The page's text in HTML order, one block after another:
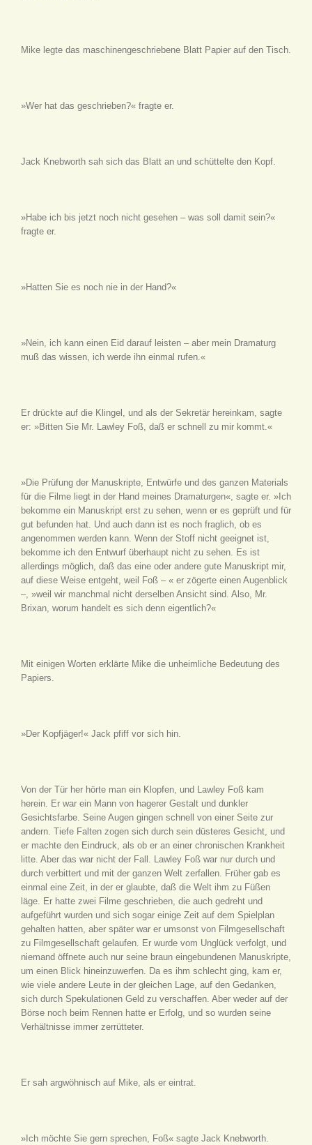
Mike legte das maschinengeschriebene Blatt Papier auf den Tisch.
»Wer hat das geschrieben?« fragte er.
Jack Knebworth sah sich das Blatt an und schüttelte den Kopf.
»Habe ich bis jetzt noch nicht gesehen – was soll damit sein?«
fragte er.
»Hatten Sie es noch nie in der Hand?«
»Nein, ich kann einen Eid darauf leisten – aber mein Dramaturg
muß das wissen, ich werde ihn einmal rufen.«
Er drückte auf die Klingel, und als der Sekretär hereinkam, sagte
er: »Bitten Sie Mr. Lawley Foß, daß er schnell zu mir kommt.«
»Die Prüfung der Manuskripte, Entwürfe und des ganzen Materials
für die Filme liegt in der Hand meines Dramaturgen«, sagte er. »Ich
bekomme ein Manuskript erst zu sehen, wenn er es geprüft und für
gut befunden hat. Und auch dann ist es noch fraglich, ob es
angenommen werden kann. Wenn der Stoff nicht geeignet ist,
bekomme ich den Entwurf überhaupt nicht zu sehen. Es ist
allerdings möglich, daß das eine oder andere gute Manuskript mir,
auf diese Weise entgeht, weil Foß – « er zögerte einen Augenblick
–, »weil wir manchmal nicht derselben Ansicht sind. Also, Mr.
Brixan, worum handelt es sich denn eigentlich?«
Mit einigen Worten erklärte Mike die unheimliche Bedeutung des
Papiers.
»Der Kopfjäger!« Jack pfiff vor sich hin.
Von der Tür her hörte man ein Klopfen, und Lawley Foß kam
herein. Er war ein Mann von hagerer Gestalt und dunkler
Gesichtsfarbe. Seine Augen gingen schnell von einer Seite zur
andern. Tiefe Falten zogen sich durch sein düsteres Gesicht, und
er machte den Eindruck, als ob er an einer chronischen Krankheit
litte. Aber das war nicht der Fall. Lawley Foß war nur durch und
durch verbittert und mit der ganzen Welt zerfallen. Früher gab es
einmal eine Zeit, in der er glaubte, daß die Welt ihm zu Füßen
läge. Er hatte zwei Filme geschrieben, die auch gedreht und
aufgeführt wurden und sich sogar einige Zeit auf dem Spielplan
gehalten hatten, aber später war er umsonst von Filmgesellschaft
zu Filmgesellschaft gelaufen. Er wurde vom Unglück verfolgt, und
niemand öffnete auch nur seine braun eingebundenen Manuskripte,
um einen Blick hineinzuwerfen. Da es ihm schlecht ging, kam er,
wie viele andere Leute in der gleichen Lage, auf den Gedanken,
sich durch Spekulationen Geld zu verschaffen. Aber weder auf der
Börse noch beim Rennen hatte er Erfolg, und so wurden seine
Verhältnisse immer zerrütteter.
Er sah argwöhnisch auf Mike, als er eintrat.
»Ich möchte Sie gern sprechen, Foß« sagte Jack Knebworth.